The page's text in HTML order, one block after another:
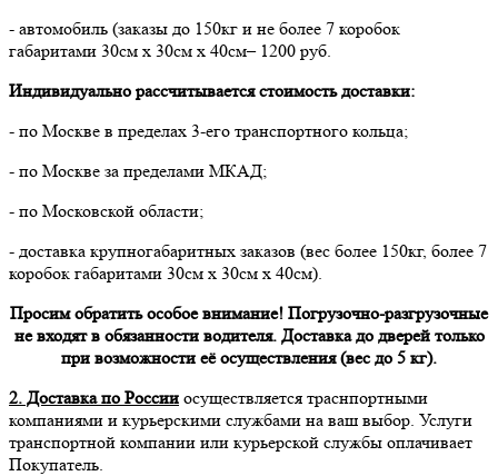
- автомобиль (заказы до 150кг и не более 7 коробок
габаритами 30см х 30см х 40см– 1200 руб.
Индивидуально рассчитывается стоимость доставки:
- по Москве в пределах 3-его транспортного кольца;
- по Москве за пределами МКАД;
- по Московской области;
- доставка крупногабаритных заказов (вес более 150кг, более 7
коробок габаритами 30см х 30см х 40см).
Просим обратить особое внимание! Погрузочно-разгрузочные
не входят в обязанности водителя. Доставка до дверей только
при возможности её осуществления (вес до 5 кг).
2. Доставка по России осуществляется траснпортными
компаниями и курьерскими службами на ваш выбор. Услуги
транспортной компании или курьерской службы оплачивает
Покупатель.